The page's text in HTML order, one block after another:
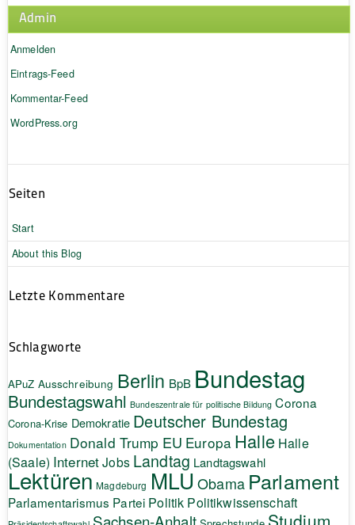
Admin
Anmelden
Eintrags-Feed
Kommentar-Feed
WordPress.org
Seiten
Start
About this Blog
Letzte Kommentare
Schlagworte
APuZ Ausschreibung Berlin BpB Bundestag
Bundestagswahl Bundeszentrale für politische Bildung Corona
Corona-Krise Demokratie Deutscher Bundestag
Dokumentation Donald Trump EU Europa Halle Halle
(Saale) InternetJobs Landtag Landtagswahl
Lektüren Magdeburg MLU Obama Parlament
Parlamentarismus Partei Politik Politikwissenschaft